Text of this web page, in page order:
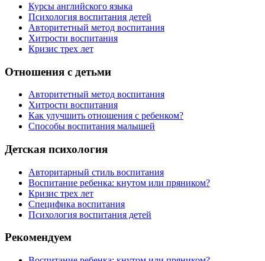
Курсы английского языка
Психология воспитания детей
Авторитетный метод воспитания
Хитрости воспитания
Кризис трех лет
Отношения с детьми
Авторитетный метод воспитания
Хитрости воспитания
Как улучшить отношения с ребенком?
Способы воспитания малышей
Детская психология
Авторитарный стиль воспитания
Воспитание ребенка: кнутом или пряником?
Кризис трех лет
Специфика воспитания
Психология воспитания детей
Рекомендуем